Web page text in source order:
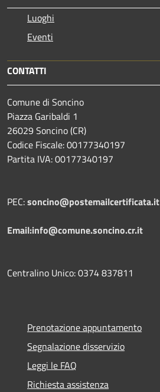
Luoghi
Eventi
CONTATTI
Comune di Soncino
Piazza Garibaldi 1
26029 Soncino (CR)
Codice Fiscale: 00177340197
Partita IVA: 00177340197
PEC:soncino@postemailcertificata.it
Email:info@comune.soncino.cr.it
Centralino Unico: 0374 837811
Prenotazione appuntamento
Segnalazione disservizio
Leggi le FAQ
Richiesta assistenza